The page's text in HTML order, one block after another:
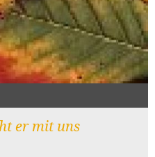
er mit uns